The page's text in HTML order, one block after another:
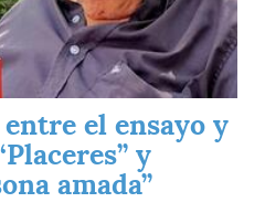
entre el ensayo y
y
amada”